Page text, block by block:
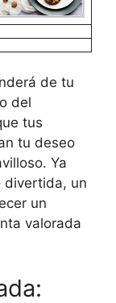
de tu
del
tus
tu deseo
Ya
divertida, un
un
valorada